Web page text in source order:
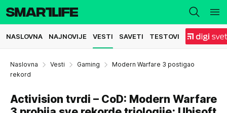
NASLOVNA NAJNOVIJE VESTI SAVETI TESTOVI
Naslovna Vesti Gaming
Modern Warfare 3 postigao
rekord
Activision tvrdi – CoD: Modern Warfare